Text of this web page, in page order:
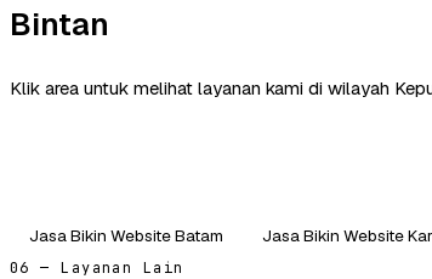
Bintan
Klik area untuk melihat layanan kami di wilayah
Jasa Bikin Website Batam Jasa Bikin Website
06 — Layanan Lain